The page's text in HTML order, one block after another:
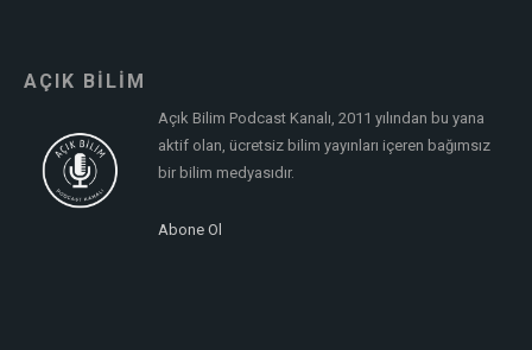
AÇIK BİLİM
Açık Bilim Podcast Kanalı, 2011 yılından bu yana
aktif olan, ücretsiz bilim yayınları içeren bağımsız
bir bilim medyasıdır.
Abone Ol